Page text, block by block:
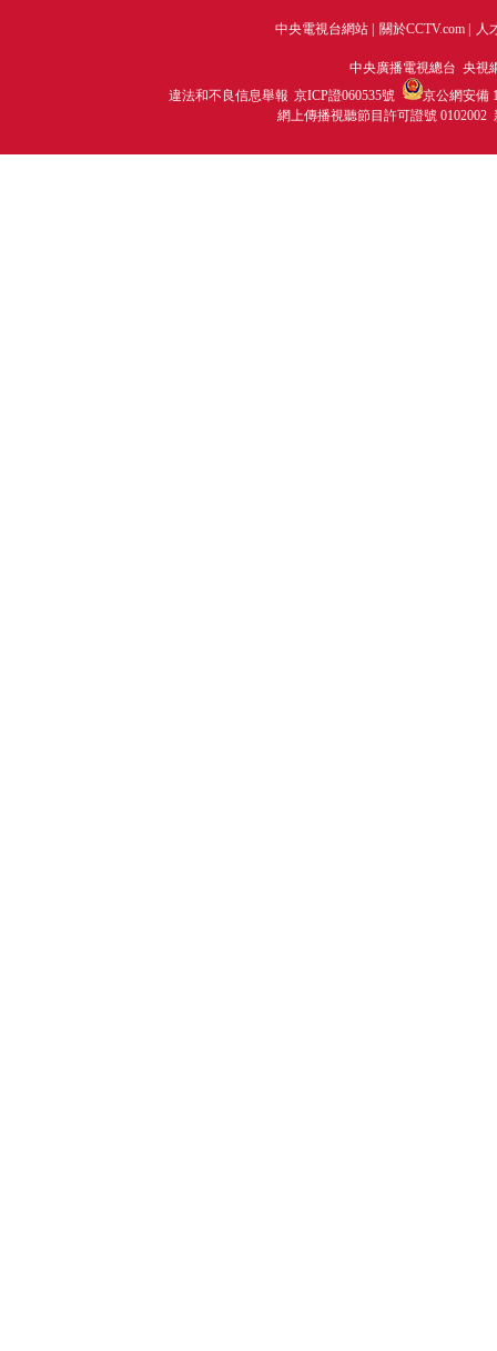
中央電視台網站 關於CCTV.com 人
中央廣播電視總台 央視
違法和不良信息舉報 京ICP證060535號
京公網安備
網上傳播視聽節目許可證號 0102002